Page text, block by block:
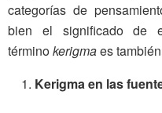
categorías de
bien el significado de
términokerigmaes
Kerigma en las